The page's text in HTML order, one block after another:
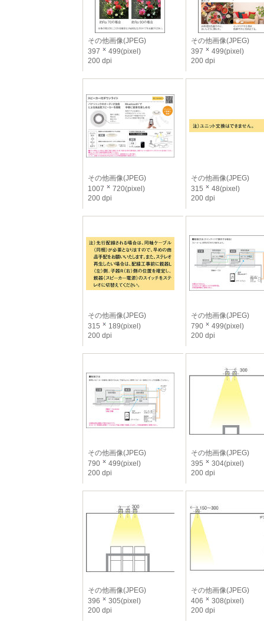
その他画像(JPEG)
397
499(pixel)
200 dpi
その他画像(JPEG)
397
499(pixel)
200 dpi
その他画像(JPEG)
1007
720(pixel)
200 dpi
その他画像(JPEG)
315
48(pixel)
200 dpi
その他画像(JPEG)
315
189(pixel)
200 dpi
その他画像(JPEG)
790
499(pixel)
200 dpi
その他画像(JPEG)
790
499(pixel)
200 dpi
その他画像(JPEG)
395
304(pixel)
200 dpi
その他画像(JPEG)
396
305(pixel)
200 dpi
その他画像(JPEG)
406
308(pixel)
200 dpi